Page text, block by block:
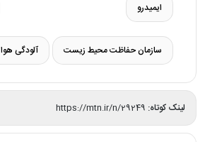
ایمیدرو
سازمان حفاظت محیط زیست آلودگی هوا
لینک کوتاه: https://mtn.ir/n/29249